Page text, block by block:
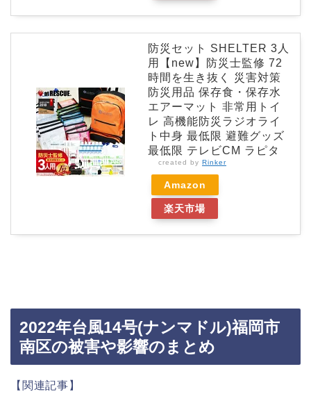
防災セット SHELTER 3人
用【new】防災士監修 72
時間を生き抜く 災害対策
防災用品 保存食・保存水
エアーマット 非常用トイ
レ 高機能防災ラジオライ
ト中身 最低限 避難グッズ
最低限 テレビCM ラピタ
created by Rinker
Amazon
楽天市場
2022年台風14号(ナンマドル)福岡市
南区の被害や影響のまとめ
【関連記事】